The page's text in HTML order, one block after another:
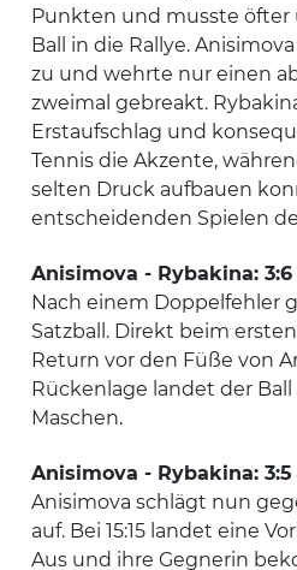
Punkten und musste öfter
Ball in die Rallye.
zu und wehrte nur einen
zweimal gebreakt.
Erstaufschlag und
Tennis die Akzente,
selten Druck aufbauen
entscheidenden Spielen
Anisimova - Rybakina: 3:6
Nach einem Doppelfehler
Satzball. Direkt beim
Return vor den Füße von
Rückenlage landet der
Maschen.
Anisimova - Rybakina: 3:5
Anisimova schlägt nun
auf. Bei 15:15 landet eine
Aus und ihre Gegnerin